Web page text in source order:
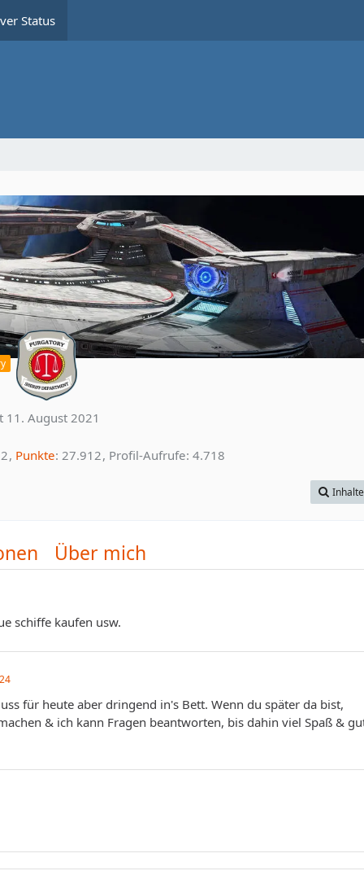
Status
11. August 2021
2 Punkte 27.912 Profil-Aufrufe 4.718
Über mich
schiffe kaufen usw.
für heute aber dringend in's Bett. Wenn du später da bist,
& ich kann Fragen beantworten, bis dahin viel Spaß &